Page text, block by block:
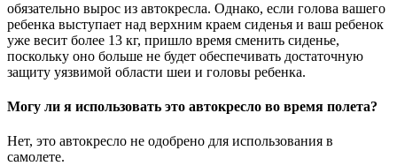
обязательно вырос из автокресла. Однако, если голова вашего
ребенка выступает над верхним краем сиденья и ваш ребенок
уже весит более 13 кг, пришло время сменить сиденье,
поскольку оно больше не будет обеспечивать достаточную
защиту уязвимой области шеи и головы ребенка.
Могу ли я использовать это автокресло во время полета?
Нет, это автокресло не одобрено для использования в
самолете.